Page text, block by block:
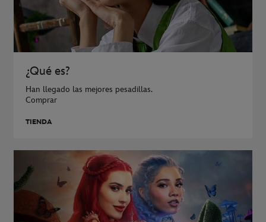
¿Qué es?
Han llegado las mejores pesadillas.
Comprar
TIENDA